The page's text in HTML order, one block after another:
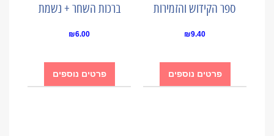
ספר הקידוש והזמירות
₪9.40
פרטים נוספים
ברכות השחר + נשמת
₪6.00
פרטים נוספים